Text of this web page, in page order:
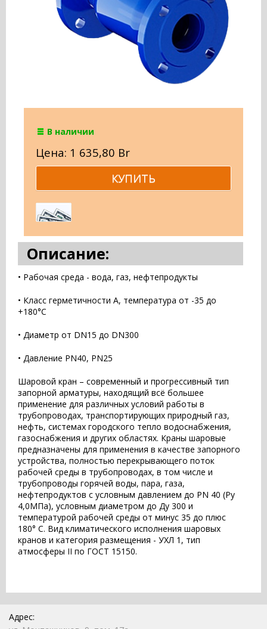
В наличии
Цена: 1 635,80 Br
Описание:
• Рабочая среда - вода, газ, нефтепродукты
• Класс герметичности А, температура от -35 до
+180°С
• Диаметр от DN15 до DN300
• Давление PN40, PN25
Шаровой кран – современный и прогрессивный тип
запорной арматуры, находящий всё большее
применение для различных условий работы в
трубопроводах, транспортирующих природный газ,
нефть, системах городского тепло водоснабжения,
газоснабжения и других областях. Краны шаровые
предназначены для применения в качестве запорного
устройства, полностью перекрывающего поток
рабочей среды в трубопроводах, в том числе и
трубопроводы горячей воды, пара, газа,
нефтепродуктов с условным давлением до PN 40 (Pу
4,0МПа), условным диаметром до Ду 300 и
температурой рабочей среды от минус 35 до плюс
180° С. Вид климатического исполнения шаровых
кранов и категория размещения - УХЛ 1, тип
атмосферы II по ГОСТ 15150.
Адрес: